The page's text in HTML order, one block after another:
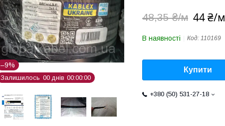
–9%
Залишилось 00 днів 00 00 00
48,35 ₴/м 44 ₴/м
В наявності Код: 110169
Купити
+380 (50) 531-27-18